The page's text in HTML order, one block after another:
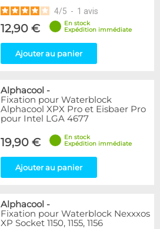
4/5 - 1 avis
12,90 €
En stock
Expédition immédiate
Ajouter au panier
Alphacool -
Fixation pour Waterblock
Alphacool XPX Pro et Eisbaer Pro
pour Intel LGA 4677
19,90 €
En stock
Expédition immédiate
Ajouter au panier
Alphacool -
Fixation pour Waterblock Nexxxos
XP Socket 1150, 1155, 1156